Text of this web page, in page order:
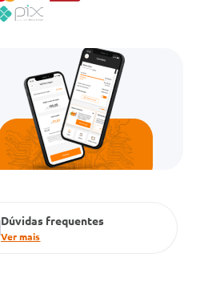
Dúvidas frequentes
Ver mais